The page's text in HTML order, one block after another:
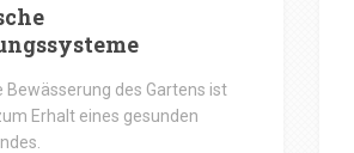
Bewässerung des Gartens ist
Erhalt eines gesunden